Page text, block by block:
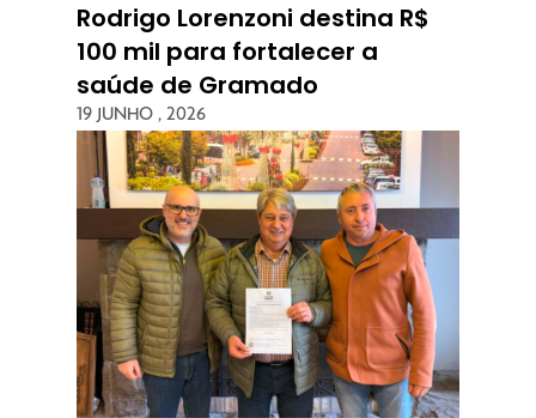
Rodrigo Lorenzoni destina R$
100 mil para fortalecer a
saúde de Gramado
19 JUNHO , 2026